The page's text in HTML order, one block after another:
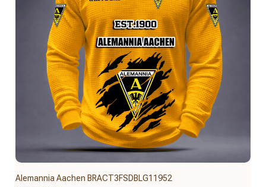
Alemannia Aachen BRACT3FSDBLG11952